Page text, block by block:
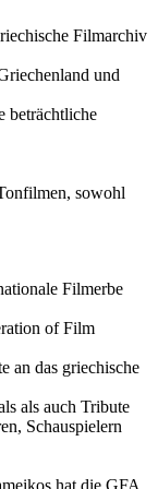
Filmarchiv
und
beträchtliche
sowohl
Filmerbe
of Film
an das griechische
als auch Tribute
Schauspielern
hat die GFA